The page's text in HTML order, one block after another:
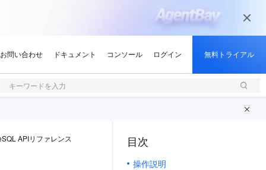
キーワードを入力
APIリファレンス
目次
操作説明